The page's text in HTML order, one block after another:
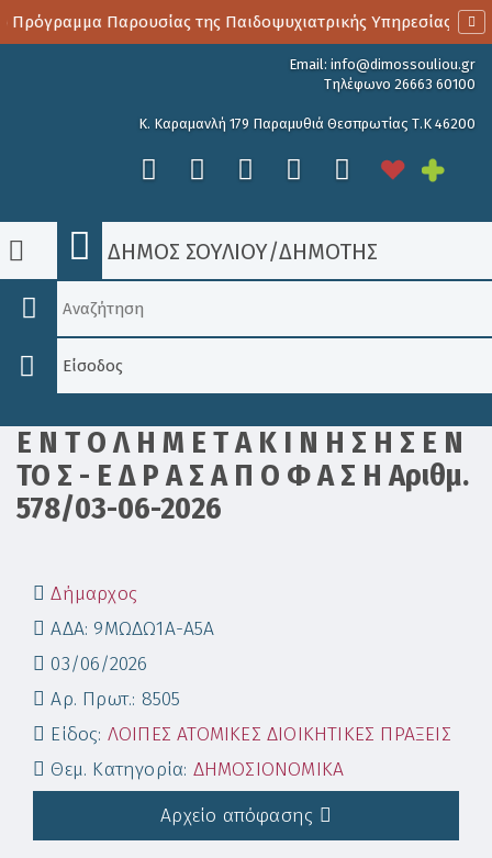
Πρόγραμμα Παρουσίας της Παιδοψυχιατρικής Υπηρεσίας
Email: info@dimossouliou.gr
Τηλέφωνο 26663 60100
Κ. Καραμανλή 179 Παραμυθιά Θεσπρωτίας Τ.Κ 46200
ΔΗΜΟΣ ΣΟΥΛΙΟΥ/ΔΗΜΟΤΗΣ
Είσοδος
Ε Ν Τ Ο Λ Η Μ Ε Τ Α Κ Ι Ν Η Σ Η Σ Ε Ν
ΤΟ Σ - Ε Δ Ρ Α Σ Α Π Ο Φ Α Σ Η Αριθμ.
578/03-06-2026
Δήμαρχος
ΑΔΑ: 9ΜΩΔΩ1Α-Α5Α
03/06/2026
Αρ. Πρωτ.: 8505
Είδος: ΛΟΙΠΕΣ ΑΤΟΜΙΚΕΣ ΔΙΟΙΚΗΤΙΚΕΣ ΠΡΑΞΕΙΣ
Θεμ. Κατηγορία: ΔΗΜΟΣΙΟΝΟΜΙΚΑ
Αρχείο απόφασης